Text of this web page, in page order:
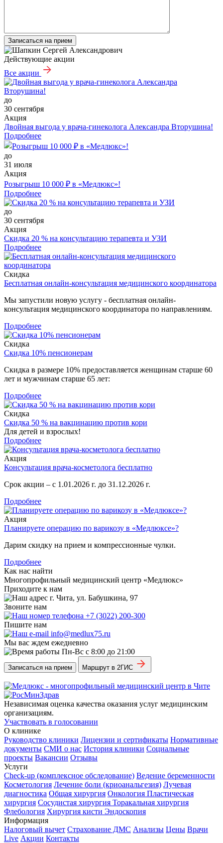
Записаться на прием
Действующие акции
Все акции
до
30 сентября
Акция
Двойная выгода у врача‑гинеколога Александра Вторушина!
Подробнее
до
31 июля
Акция
Розыгрыш 10 000 ₽ в «Медлюкс»!
Подробнее
до
30 сентября
Акция
Скидка 20 % на консультацию терапевта и УЗИ
Подробнее
Скидка
Бесплатная онлайн-консультация медицинского координатора
Мы запустили новую услугу - бесплатная онлайн-
консультация медицинского координатора по направлениям.
Подробнее
Скидка
Скидка 10% пенсионерам
Скидка в размере 10% предоставляется женщинам старше 60
лет и мужчинам старше 65 лет:
Подробнее
Скидка
Скидка 50 % на вакцинацию против кори
Для детей и взрослых!
Подробнее
Акция
Консультация врача-косметолога бесплатно
Срок акции – с 1.01.2026 г. до 31.12.2026 г.
Подробнее
Акция
Планируете операцию по варикозу в «Медлюксе»?
Дарим скидку на прием и компрессионные чулки.
Подробнее
Как нас найти
Многопрофильный медицинский центр «Медлюкс»
Приходите к нам
г. Чита, ул. Бабушкина, 97
Звоните нам
+7 (3022) 200-300
Пишите нам
info@medlux75.ru
Мы вас ждем ежедневно
Пн-Вс с 8:00 до 21:00
Записаться на прием Маршрут в 2ГИС
Независимая оценка качества оказания услуг медицинским
организациям.
Участвовать в голосовании
О клинике
Руководство клиники Лицензии и сертификаты Нормативные
документы СМИ о нас История клиники Социальные
проекты Вакансии Отзывы
Услуги
Check-up (комплексное обследование) Ведение беременности
Косметология Лечение боли (криоанальгезия) Лучевая
диагностика Общая хирургия Онкология Пластическая
хирургия Сосудистая хирургия Торакальная хирургия
Флебология Хирургия кисти Эндоскопия
Информация
Налоговый вычет Страхование ДМС Анализы Цены Врачи
Live Акции Контакты